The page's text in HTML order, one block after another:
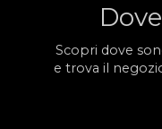
Scopri dove
e trova il